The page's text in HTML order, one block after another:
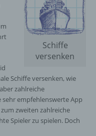
Schiffe
versenken
Schiffe versenken, wie
zahlreiche
empfehlenswerte App
zweiten zahlreiche
Spieler zu spielen. Doch